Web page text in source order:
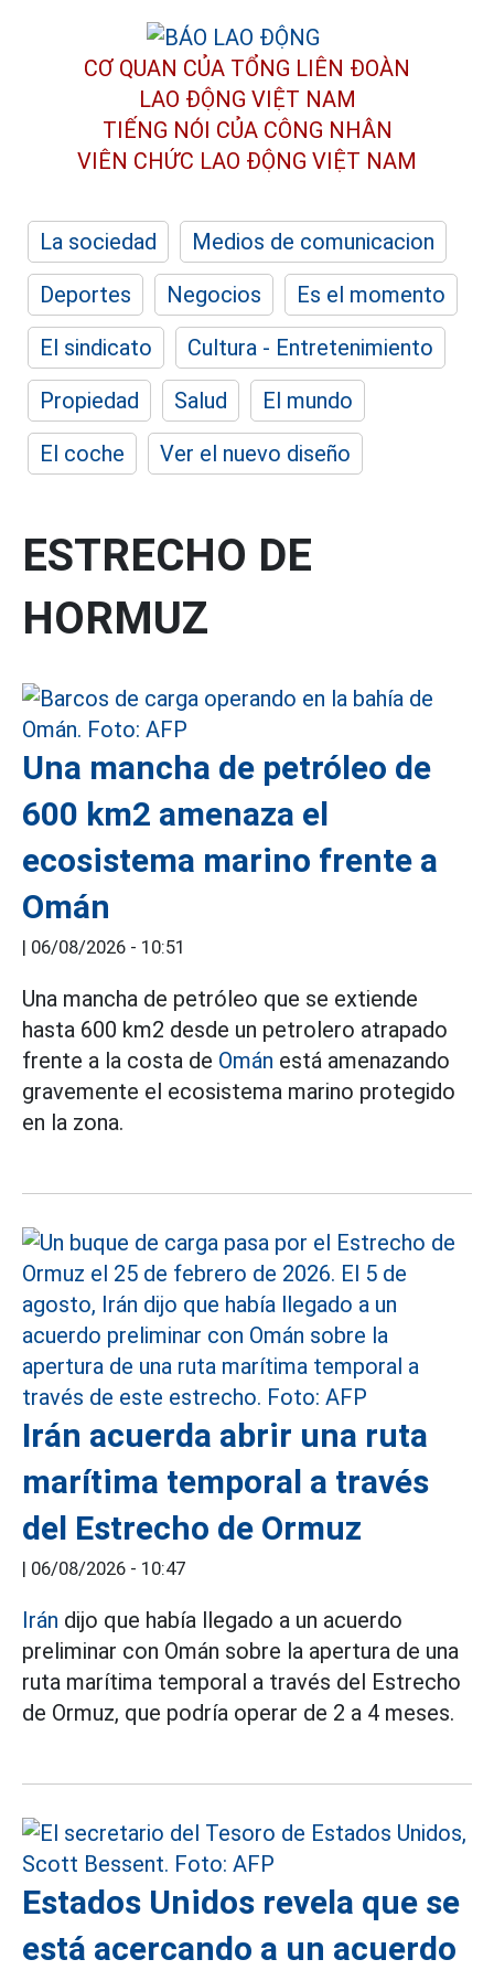
CƠ QUAN CỦA TỔNG LIÊN ĐOÀN
LAO ĐỘNG VIỆT NAM
TIẾNG NÓI CỦA CÔNG NHÂN
VIÊN CHỨC LAO ĐỘNG VIỆT NAM
La sociedad
Medios de comunicacion
Deportes
Negocios
Es el momento
El sindicato
Cultura - Entretenimiento
Propiedad
Salud
El mundo
El coche
Ver el nuevo diseño
ESTRECHO DE
HORMUZ
Una mancha de petróleo de
600 km2 amenaza el
ecosistema marino frente a
Omán
| 06/08/2026 - 10:51
Una mancha de petróleo que se extiende
hasta 600 km2 desde un petrolero atrapado
frente a la costa de Omán está amenazando
gravemente el ecosistema marino protegido
en la zona.
Irán acuerda abrir una ruta
marítima temporal a través
del Estrecho de Ormuz
| 06/08/2026 - 10:47
Irán dijo que había llegado a un acuerdo
preliminar con Omán sobre la apertura de una
ruta marítima temporal a través del Estrecho
de Ormuz, que podría operar de 2 a 4 meses.
Estados Unidos revela que se
está acercando a un acuerdo